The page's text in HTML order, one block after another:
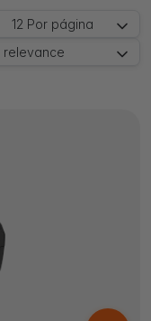
12 Por página
relevance